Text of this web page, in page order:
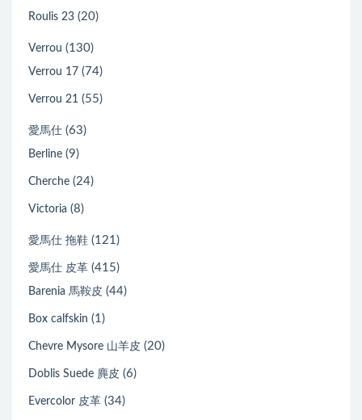
Roulis 23 (20)
Verrou (130)
Verrou 17 (74)
Verrou 21 (55)
愛馬仕 (63)
Berline (9)
Cherche (24)
Victoria (8)
愛馬仕 拖鞋 (121)
愛馬仕 皮革 (415)
Barenia 馬鞍皮 (44)
Box calfskin (1)
Chevre Mysore 山羊皮 (20)
Doblis Suede 麂皮 (6)
Evercolor 皮革 (34)